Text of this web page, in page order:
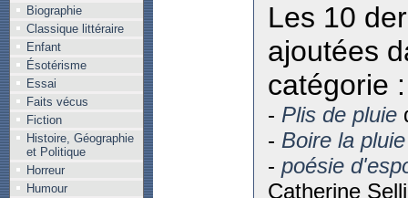
Biographie
Classique littéraire
Enfant
Ésotérisme
Essai
Faits vécus
Fiction
Histoire, Géographie
et Politique
Horreur
Humour
Les 10
ajoutées
catégorie :
- Plis de pluie
- Boire la pluie
- poésie
Catherine